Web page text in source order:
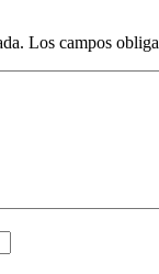
Los campos